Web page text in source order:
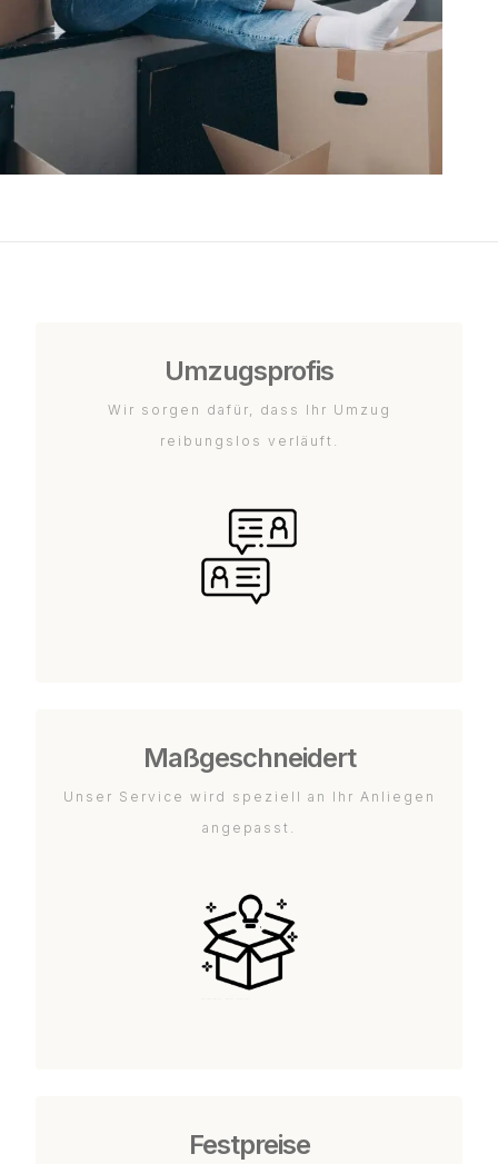
Umzugsprofis
Wir sorgen dafür, dass Ihr Umzug
reibungslos verläuft.
Maßgeschneidert
Unser Service wird speziell an Ihr Anliegen
angepasst.
Festpreise